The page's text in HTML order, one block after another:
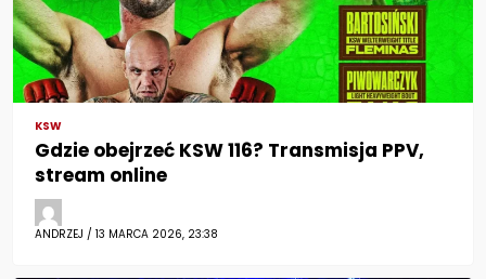
KSW
Gdzie obejrzeć KSW 116? Transmisja PPV,
stream online
ANDRZEJ / 13 MARCA 2026, 23:38